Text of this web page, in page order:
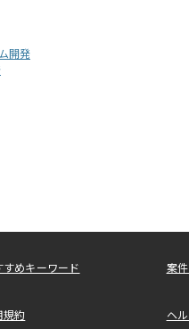
開発
すめキーワード 案
規約 ヘ